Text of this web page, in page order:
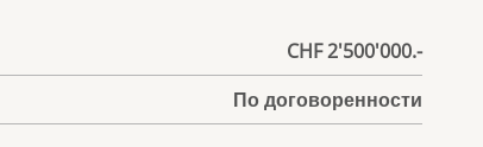
CHF 2'500'000.-
По договоренности